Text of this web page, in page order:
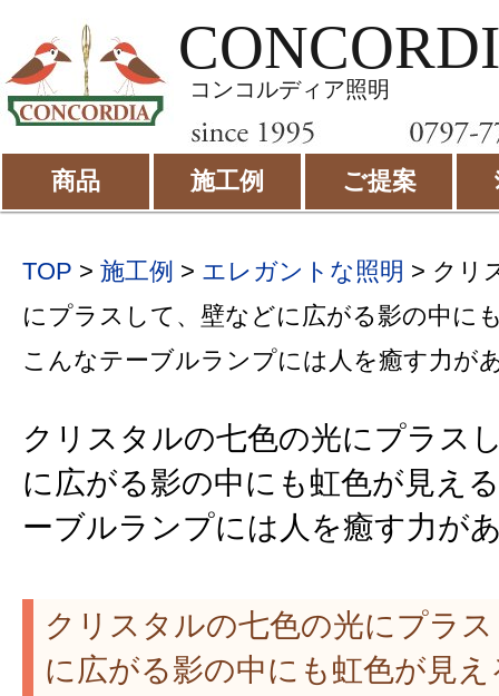
コンコルディア照明
商品 施工例 ご提案
TOP > 施工例 > エレガントな照明 > クリ
にプラスして、壁などに広がる影の中に
こんなテーブルランプには人を癒す力が
クリスタルの七色の光にプラス
に広がる影の中にも虹色が見え
ーブルランプには人を癒す力が
クリスタルの七色の光にプラ
に広がる影の中にも虹色が見